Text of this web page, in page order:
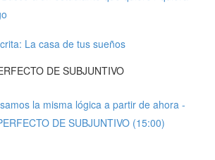
La casa de tus sueños
DE SUBJUNTIVO
la misma lógica a partir de ahora -
DE SUBJUNTIVO (15:00)